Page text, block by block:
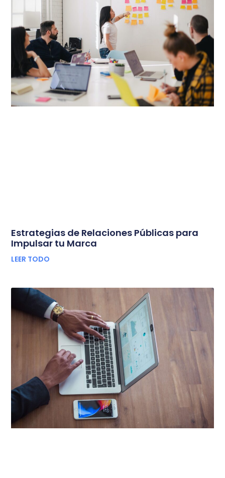
Estrategias de Relaciones Públicas para
Impulsar tu Marca
LEER TODO